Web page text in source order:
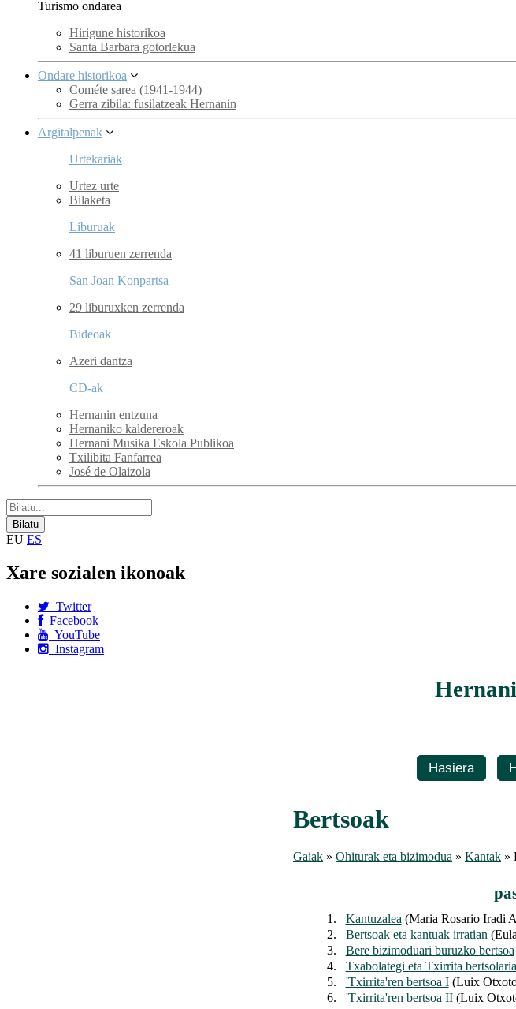
Turismo ondarea
Hirigune historikoa
Santa Barbara gotorlekua
Ondare historikoa
Cométe sarea (1941-1944)
Gerra zibila: fusilatzeak Hernanin
Argitalpenak
Urtekariak
Urtez urte
Bilaketa
Liburuak
41 liburuen zerrenda
San Joan Konpartsa
29 liburuxken zerrenda
Bideoak
Azeri dantza
CD-ak
Hernanin entzuna
Hernaniko kaldereroak
Hernani Musika Eskola Publikoa
Txilibita Fanfarrea
José de Olaizola
EU ES
Xare sozialen ikonoak
Twitter
Facebook
YouTube
Instagram
Hasiera
Bertsoak
Gaiak » Ohiturak eta bizimodua » Kantak »
1. Kantuzalea (Maria Rosario Iradi
2.
Bertsoak eta kantuak irratian
3.
Bere bizimoduari buruzko bertsoa
4.
Txabolategi eta Txirrita
5.
'Txirrita'ren bertsoa I(Luix
6.
'Txirrita'ren bertsoa II(Luix